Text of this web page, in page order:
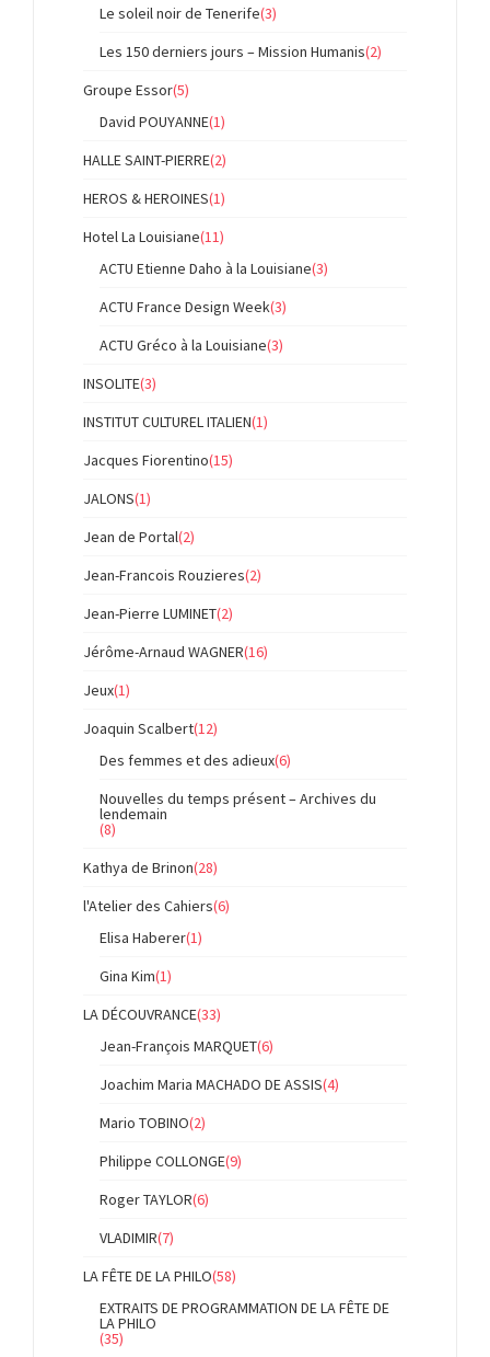
Le soleil noir de Tenerife(3)
Les 150 derniers jours – Mission Humanis(2)
Groupe Essor(5)
David POUYANNE(1)
HALLE SAINT-PIERRE(2)
HEROS & HEROINES(1)
Hotel La Louisiane(11)
ACTU Etienne Daho à la Louisiane(3)
ACTU France Design Week(3)
ACTU Gréco à la Louisiane(3)
INSOLITE(3)
INSTITUT CULTUREL ITALIEN(1)
Jacques Fiorentino(15)
JALONS(1)
Jean de Portal(2)
Jean-Francois Rouzieres(2)
Jean-Pierre LUMINET(2)
Jérôme-Arnaud WAGNER(16)
Jeux(1)
Joaquin Scalbert(12)
Des femmes et des adieux(6)
Nouvelles du temps présent – Archives du
lendemain
(8)
Kathya de Brinon(28)
l'Atelier des Cahiers(6)
Elisa Haberer(1)
Gina Kim(1)
LA DÉCOUVRANCE(33)
Jean-François MARQUET(6)
Joachim Maria MACHADO DE ASSIS(4)
Mario TOBINO(2)
Philippe COLLONGE(9)
Roger TAYLOR(6)
VLADIMIR(7)
LA FÊTE DE LA PHILO(58)
EXTRAITS DE PROGRAMMATION DE LA FÊTE DE
LA PHILO
(35)